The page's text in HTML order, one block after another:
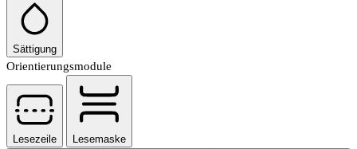
Sättigung
Orientierungsmodule
Lesezeile
Lesemaske